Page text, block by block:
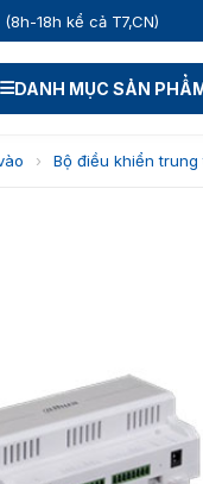
(8h-18h kể cả T7,CN)
DANH MỤC SẢN
› Bộ điều khiển trung